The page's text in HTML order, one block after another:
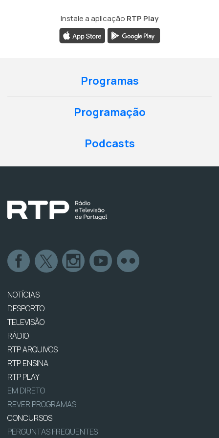
Instale a aplicação RTP Play
Programas
Programação
Podcasts
NOTÍCIAS
DESPORTO
TELEVISÃO
RÁDIO
RTP ARQUIVOS
RTP ENSINA
RTP PLAY
EM DIRETO
REVER PROGRAMAS
CONCURSOS
PERGUNTAS FREQUENTES